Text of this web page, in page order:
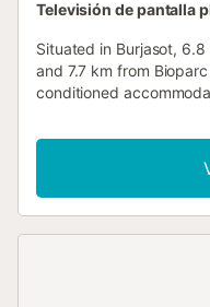
Televisión de pantalla
Situated in Burjasot,
and 7.7 km from
conditioned